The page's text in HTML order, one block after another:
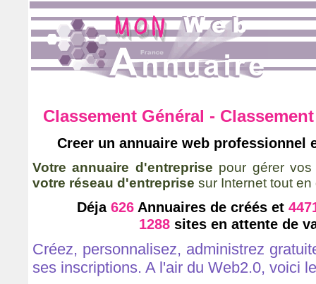
Classement Général -
Creer un annuaire web professionnel
Votre annuaire d'entreprise pour gérer
votre réseau d'entreprise sur Internet tout
Déja 626Annuaires de créés et
1288 sites en attente de
Créez, personnalisez, administrez
ses inscriptions. A l'air du Web2.0, voici